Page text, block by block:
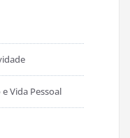
Vida Pessoal